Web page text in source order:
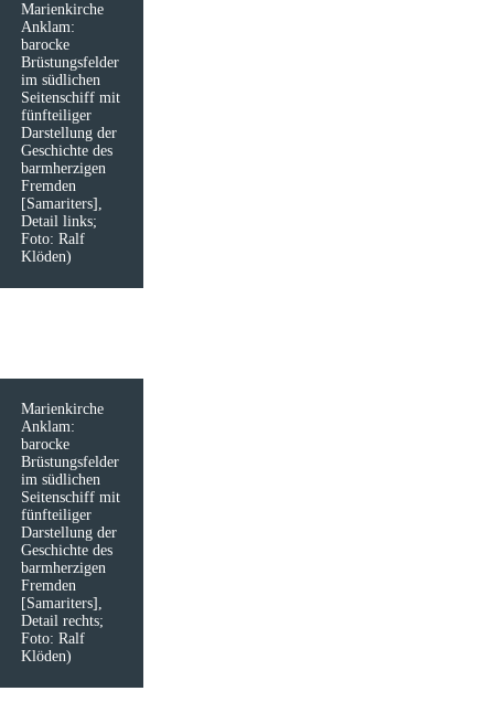
Marienkirche
Anklam:
barocke
Brüstungsfelder
im südlichen
Seitenschiff mit
fünfteiliger
Darstellung der
Geschichte des
barmherzigen
Fremden
[Samariters],
Detail links;
Foto: Ralf
Klöden)
Marienkirche
Anklam:
barocke
Brüstungsfelder
im südlichen
Seitenschiff mit
fünfteiliger
Darstellung der
Geschichte des
barmherzigen
Fremden
[Samariters],
Detail rechts;
Foto: Ralf
Klöden)